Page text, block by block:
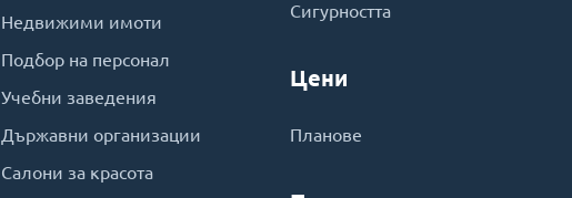
Недвижими имоти
Подбор на персонал
Учебни заведения
Държавни организации
Салони за красота
Сигурността
Цени
Планове